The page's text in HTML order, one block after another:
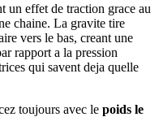
un effet de traction grace au
chaine. La gravite tire
vers le bas, creant une
rapport a la pression
qui savent deja quelle
toujours avec le poids le